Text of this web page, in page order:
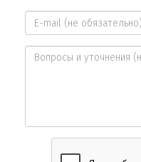
*
Контактный
телефон
*
E-
mail
Вопросы